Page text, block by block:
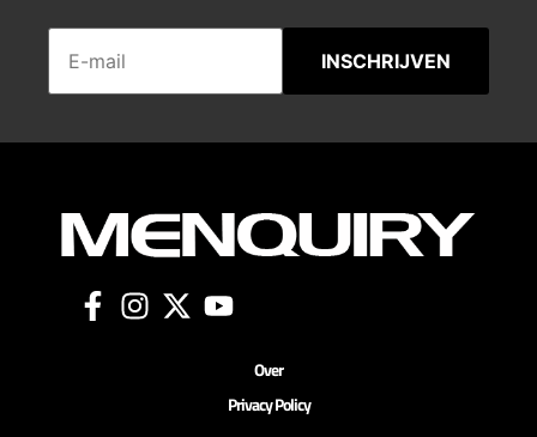
INSCHRIJVEN
Over
Privacy Policy